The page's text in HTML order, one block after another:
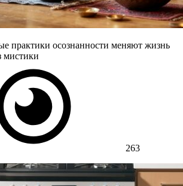
практики осознанности меняют жизнь
мистики
263